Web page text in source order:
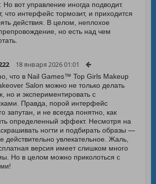
Но вот управление иногда подводит.
что интерфейс тормозит, и приходится
действия. В целом, неплохое
но есть над чем
18 января 2026 01:01
что в Nail Games™ Top Girls Makeup
Salon можно не только делать
но и экспериментировать с
Правда, порой интерфейс
запутан, и не всегда понятно, как
определенный эффект. Несмотря на
ногти и подбирать образы —
действительно увлекательное. Жаль,
версия имеет слишком много
Но в целом можно приколоться с